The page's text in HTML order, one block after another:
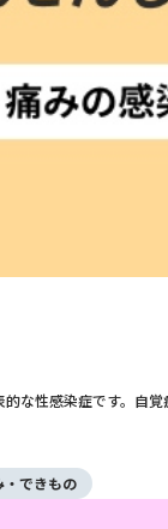
な性感染症です。自
・できもの